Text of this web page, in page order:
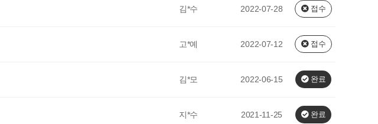
김*수 2022-07-28 접수
고*예 2022-07-12 접수
김*모 2022-06-15 완료
지*수 2021-11-25 완료